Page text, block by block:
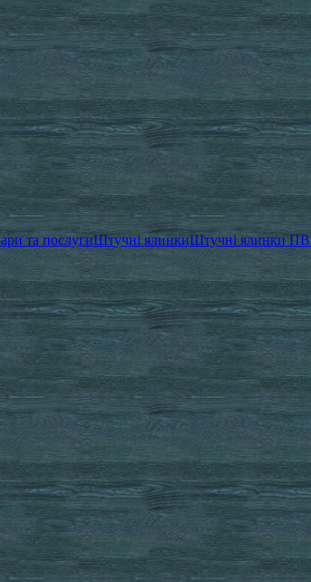
та послугиШтучні ялинкиШтучні ялинки